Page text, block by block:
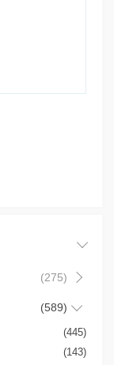
(275)
(589)
(445)
(143)